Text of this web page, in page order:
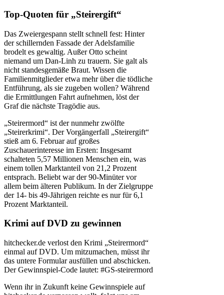
Top-Quoten für „Steirergift“
Das Zweiergespann stellt schnell fest: Hinter
der schillernden Fassade der Adelsfamilie
brodelt es gewaltig. Außer Otto scheint
niemand um Dan-Linh zu trauern. Sie galt als
nicht standesgemäße Braut. Wissen die
Familienmitglieder etwa mehr über die tödliche
Entführung, als sie zugeben wollen? Während
die Ermittlungen Fahrt aufnehmen, löst der
Graf die nächste Tragödie aus.
„Steirermord“ ist der nunmehr zwölfte
„Steirerkrimi“. Der Vorgängerfall „Steirergift“
stieß am 6. Februar auf großes
Zuschauerinteresse im Ersten: Insgesamt
schalteten 5,57 Millionen Menschen ein, was
einem tollen Marktanteil von 21,2 Prozent
entsprach. Beliebt war der 90-Minüter vor
allem beim älteren Publikum. In der Zielgruppe
der 14- bis 49-Jährigen reichte es nur für 6,1
Prozent Marktanteil.
Krimi auf DVD zu gewinnen
hitchecker.de verlost den Krimi „Steirermord“
einmal auf DVD. Um mitzumachen, müsst ihr
das untere Formular ausfüllen und abschicken.
Der Gewinnspiel-Code lautet: #GS-steirermord
Wenn ihr in Zukunft keine Gewinnspiele auf